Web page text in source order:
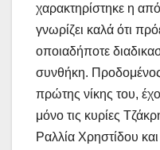
χαρακτηρίστηκε η
γνωρίζει καλά ότι
οποιαδήποτε
συνθήκη.
πρώτης νίκης του,
μόνο τις κυρίες
Ραλλία Χρηστίδου